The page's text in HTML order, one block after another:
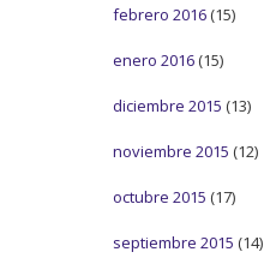
febrero 2016 (15)
enero 2016 (15)
diciembre 2015 (13)
noviembre 2015 (12)
octubre 2015 (17)
septiembre 2015 (14)